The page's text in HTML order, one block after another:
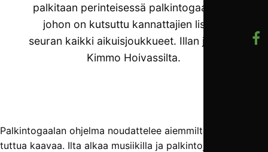
palkitaan perinteisessä palkintogaalassa,
johon on kutsuttu kannattajien lisäksi
seuran kaikki aikuisjoukkueet. Illan juontaa
Kimmo Hoivassilta.
Palkintogaalan ohjelma noudattelee aiemmilta vuosilta
tuttua kaavaa. Ilta alkaa musiikilla ja palkintojen